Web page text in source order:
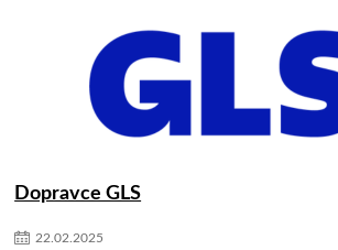
Dopravce GLS
22 02 2025